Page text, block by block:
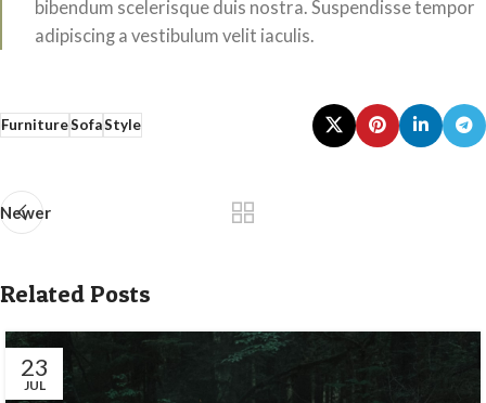
bibendum scelerisque duis nostra. Suspendisse tempor
adipiscing a vestibulum velit iaculis.
FurnitureSofaStyle
Newer
Related Posts
23
JUL